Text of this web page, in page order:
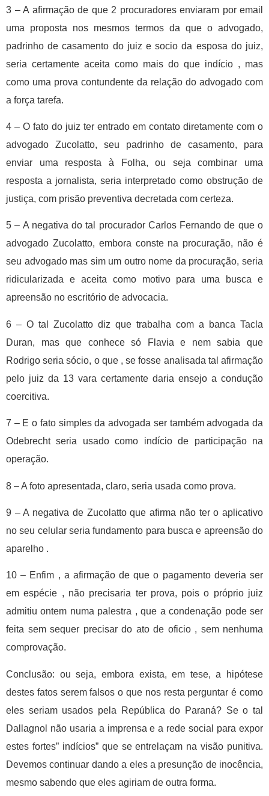
3 – A afirmação de que 2 procuradores enviaram por email
uma proposta nos mesmos termos da que o advogado,
padrinho de casamento do juiz e socio da esposa do juiz,
seria certamente aceita como mais do que indício , mas
como uma prova contundente da relação do advogado com
a força tarefa.
4 – O fato do juiz ter entrado em contato diretamente com o
advogado Zucolatto, seu padrinho de casamento, para
enviar uma resposta à Folha, ou seja combinar uma
resposta a jornalista, seria interpretado como obstrução de
justiça, com prisão preventiva decretada com certeza.
5 – A negativa do tal procurador Carlos Fernando de que o
advogado Zucolatto, embora conste na procuração, não é
seu advogado mas sim um outro nome da procuração, seria
ridicularizada e aceita como motivo para uma busca e
apreensão no escritório de advocacia.
6 – O tal Zucolatto diz que trabalha com a banca Tacla
Duran, mas que conhece só Flavia e nem sabia que
Rodrigo seria sócio, o que , se fosse analisada tal afirmação
pelo juiz da 13 vara certamente daria ensejo a condução
coercitiva.
7 – E o fato simples da advogada ser também advogada da
Odebrecht seria usado como indício de participação na
operação.
8 – A foto apresentada, claro, seria usada como prova.
9 – A negativa de Zucolatto que afirma não ter o aplicativo
no seu celular seria fundamento para busca e apreensão do
aparelho .
10 – Enfim , a afirmação de que o pagamento deveria ser
em espécie , não precisaria ter prova, pois o próprio juiz
admitiu ontem numa palestra , que a condenação pode ser
feita sem sequer precisar do ato de oficio , sem nenhuma
comprovação.
Conclusão: ou seja, embora exista, em tese, a hipótese
destes fatos serem falsos o que nos resta perguntar é como
eles seriam usados pela República do Paraná? Se o tal
Dallagnol não usaria a imprensa e a rede social para expor
estes fortes” indícios” que se entrelaçam na visão punitiva.
Devemos continuar dando a eles a presunção de inocência,
mesmo sabendo que eles agiriam de outra forma.